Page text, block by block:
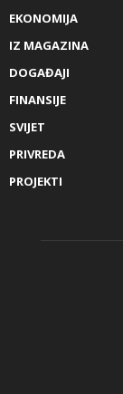
EKONOMIJA
IZ MAGAZINA
DOGAĐAJI
FINANSIJE
SVIJET
PRIVREDA
PROJEKTI